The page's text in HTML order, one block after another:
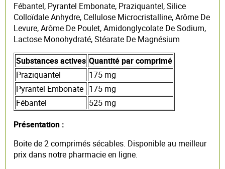
Fébantel, Pyrantel Embonate, Praziquantel, Silice
Colloïdale Anhydre, Cellulose Microcristalline, Arôme De
Levure, Arôme De Poulet, Amidonglycolate De Sodium,
Lactose Monohydraté, Stéarate De Magnésium
Substances actives Quantité par comprimé
Praziquantel
175 mg
Pyrantel Embonate 175 mg
Fébantel
525 mg
Présentation :
Boite de 2 comprimés sécables. Disponible au meilleur
prix dans notre pharmacie en ligne.